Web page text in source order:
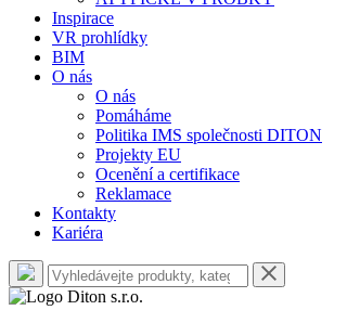
Inspirace
VR prohlídky
BIM
O nás
O nás
Pomáháme
Politika IMS společnosti DITON
Projekty EU
Ocenění a certifikace
Reklamace
Kontakty
Kariéra